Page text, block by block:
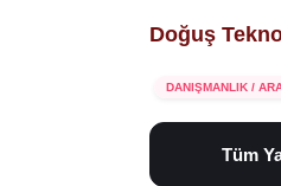
Doğuş
DANIŞMANLIK /
Tüm